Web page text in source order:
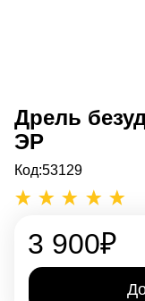
Дрель
ЭР
Код:53129
3 900₽